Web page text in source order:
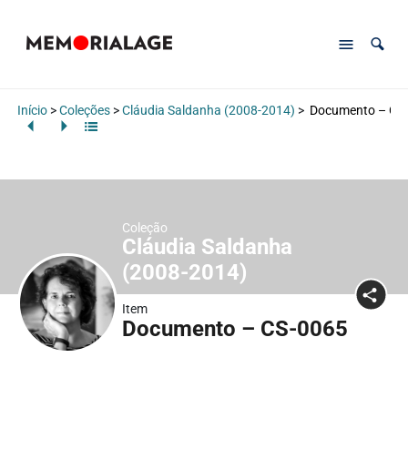
Início>Coleções>Cláudia Saldanha (2008-2014) > Documento –
Coleção
Cláudia Saldanha
(2008-2014)
Item
Documento – CS-0065